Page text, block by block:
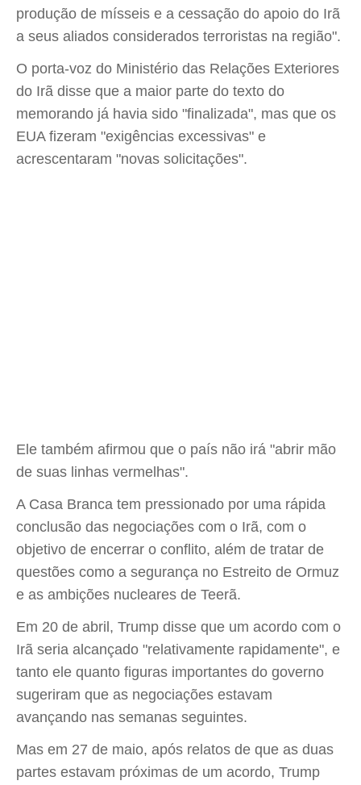
produção de mísseis e a cessação do apoio do Irã
a seus aliados considerados terroristas na região".
O porta-voz do Ministério das Relações Exteriores
do Irã disse que a maior parte do texto do
memorando já havia sido "finalizada", mas que os
EUA fizeram "exigências excessivas" e
acrescentaram "novas solicitações".
Ele também afirmou que o país não irá "abrir mão
de suas linhas vermelhas".
A Casa Branca tem pressionado por uma rápida
conclusão das negociações com o Irã, com o
objetivo de encerrar o conflito, além de tratar de
questões como a segurança no Estreito de Ormuz
e as ambições nucleares de Teerã.
Em 20 de abril, Trump disse que um acordo com o
Irã seria alcançado "relativamente rapidamente", e
tanto ele quanto figuras importantes do governo
sugeriram que as negociações estavam
avançando nas semanas seguintes.
Mas em 27 de maio, após relatos de que as duas
partes estavam próximas de um acordo, Trump